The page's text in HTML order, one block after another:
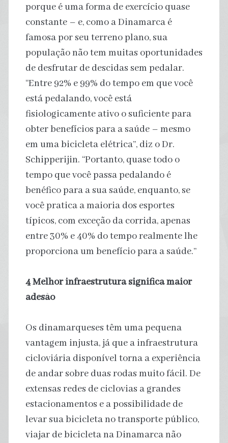
porque é uma forma de exercício quase
constante – e, como a Dinamarca é
famosa por seu terreno plano, sua
população não tem muitas oportunidades
de desfrutar de descidas sem pedalar.
“Entre 92% e 99% do tempo em que você
está pedalando, você está
fisiologicamente ativo o suficiente para
obter benefícios para a saúde – mesmo
em uma bicicleta elétrica”, diz o Dr.
Schipperijin. “Portanto, quase todo o
tempo que você passa pedalando é
benéfico para a sua saúde, enquanto, se
você pratica a maioria dos esportes
típicos, com exceção da corrida, apenas
entre 30% e 40% do tempo realmente lhe
proporciona um benefício para a saúde.”
4 Melhor infraestrutura significa maior
adesão
Os dinamarqueses têm uma pequena
vantagem injusta, já que a infraestrutura
cicloviária disponível torna a experiência
de andar sobre duas rodas muito fácil. De
extensas redes de ciclovias a grandes
estacionamentos e a possibilidade de
levar sua bicicleta no transporte público,
viajar de bicicleta na Dinamarca não